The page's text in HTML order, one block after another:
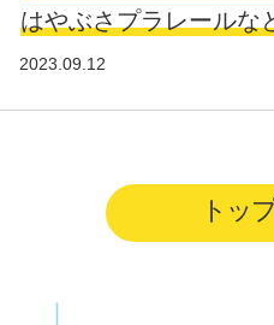
はやぶさプラレールな
2023.09.12
トッ